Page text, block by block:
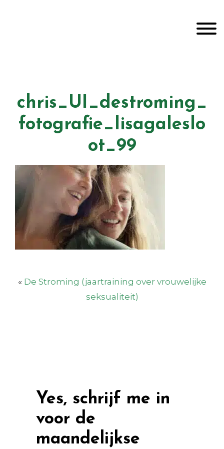
chris_UI_destroming_
fotografie_lisagaleslo
ot_99
« De Stroming (jaartraining over vrouwelijke
seksualiteit)
Yes, schrijf me in
voor de
maandelijkse